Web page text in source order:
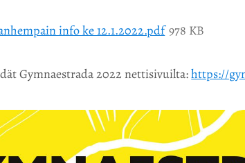
info ke 12.1.2022.pdf 978 KB
Gymnaestrada 2022 nettisivuilta:https://